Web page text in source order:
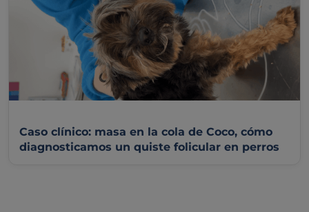
Caso clínico: masa en la cola de Coco, cómo
diagnosticamos un quiste folicular en perros